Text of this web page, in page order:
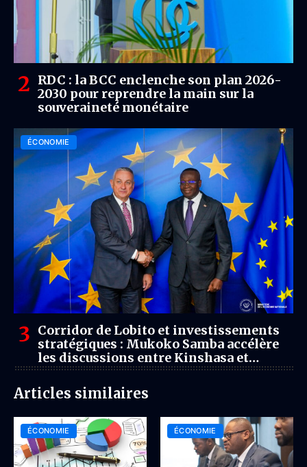
RDC : la BCC enclenche son plan 2026-
2030 pour reprendre la main sur la
souveraineté monétaire
ÉCONOMIE
Corridor de Lobito et investissements
stratégiques : Mukoko Samba accélère
les discussions entre Kinshasa et
Bruxelles
Articles similaires
ÉCONOMIE ÉCONOMIE